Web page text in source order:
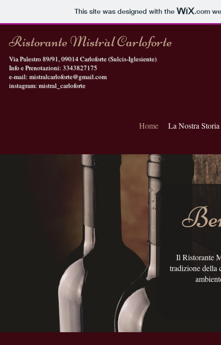
This site was designed with the .com
Ristorante Mistràl Carloforte
Via Palestro 89/91, 09014 Carloforte (Sulcis-Iglesiente)
Info e Prenotazioni: 3343827175
e-mail:mistralcarloforte@gmail.com
instagram: mistral_carloforte
Home La Nostra Storia
Il Ristorante
tradizione della